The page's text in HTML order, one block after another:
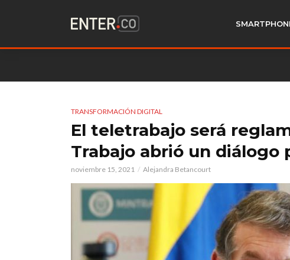
TRANSFORMACIÓN DIGITAL
El teletrabajo será
Trabajo abrió un diálogo
noviembre 15, 2021 Alejandra Betancourt